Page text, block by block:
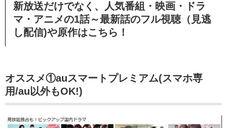
新放送だけでなく、人気番組・映画・ドラ
マ・アニメの1話～最新話のフル視聴（見逃
し配信)や原作はこちら！
オススメ①auスマートプレミアム(スマホ専
用/au以外もOK!)